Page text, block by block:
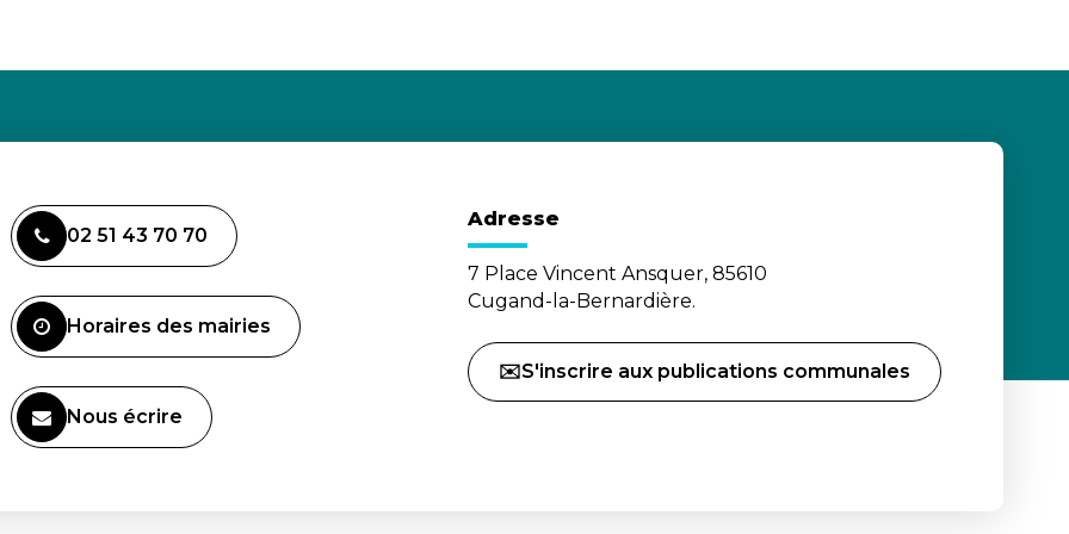
02 51 43 70 70
Horaires des mairies
Nous écrire
(ouverture dans un nouvel onglet)
Adresse
7 Place Vincent Ansquer, 85610
Cugand-la-Bernardière.
✉️S'inscrire aux publications communales